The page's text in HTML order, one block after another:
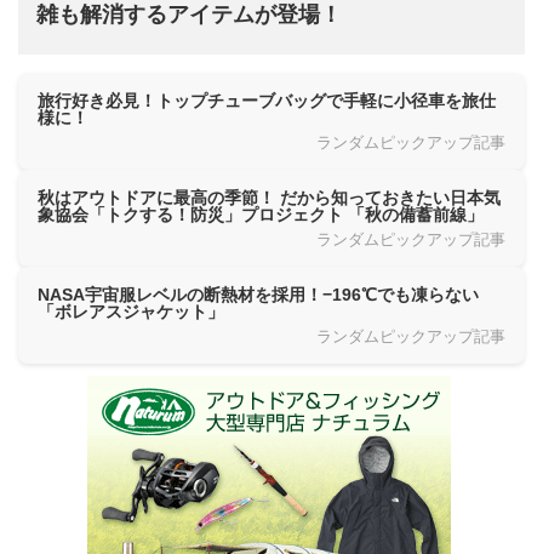
雑も解消するアイテムが登場！
旅行好き必見！トップチューブバッグで手軽に小径車を旅仕
様に！
ランダムピックアップ記事
秋はアウトドアに最高の季節！ だから知っておきたい日本気
象協会「トクする！防災」プロジェクト 「秋の備蓄前線」
ランダムピックアップ記事
NASA宇宙服レベルの断熱材を採用！−196℃でも凍らない
「ボレアスジャケット」
ランダムピックアップ記事